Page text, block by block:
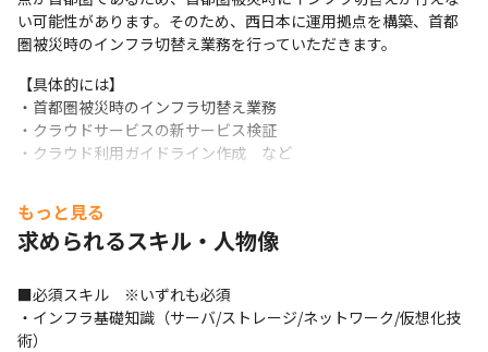
い可能性があります。そのため、西日本に運用拠点を構築、首都
圏被災時のインフラ切替え業務を行っていただきます。
【具体的には】
・首都圏被災時のインフラ切替え業務
・クラウドサービスの新サービス検証
・クラウド利用ガイドライン作成　など
ITインフラ保守のノンコア業務は外部委託をしておりますため、
コア業務に集中することが可能です。
もっと見る
求められるスキル・人物像
■必須スキル　※いずれも必須
・インフラ基礎知識（サーバ/ストレージ/ネットワーク/仮想化技
術）